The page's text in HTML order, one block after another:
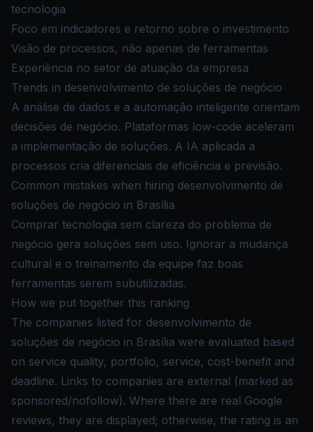
tecnologia
Foco em indicadores e retorno sobre o investimento
Visão de processos, não apenas de ferramentas
Experiência no setor de atuação da empresa
Trends in desenvolvimento de soluções de negócio
A análise de dados e a automação inteligente orientam
decisões de negócio. Plataformas low-code aceleram
a implementação de soluções. A IA aplicada a
processos cria diferenciais de eficiência e previsão.
Common mistakes when hiring desenvolvimento de
soluções de negócio in Brasília
Comprar tecnologia sem clareza do problema de
negócio gera soluções sem uso. Ignorar a mudança
cultural e o treinamento da equipe faz boas
ferramentas serem subutilizadas.
How we put together this ranking
The companies listed for desenvolvimento de
soluções de negócio in Brasília were evaluated based
on service quality, portfolio, service, cost-benefit and
deadline. Links to companies are external (marked as
sponsored/nofollow). Where there are real Google
reviews, they are displayed; otherwise, the rating is an